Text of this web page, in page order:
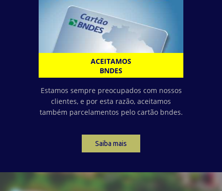
ACEITAMOS
BNDES
Estamos sempre preocupados com nossos
clientes, e por esta razão, aceitamos
também parcelamentos pelo cartão bndes.
Saiba mais